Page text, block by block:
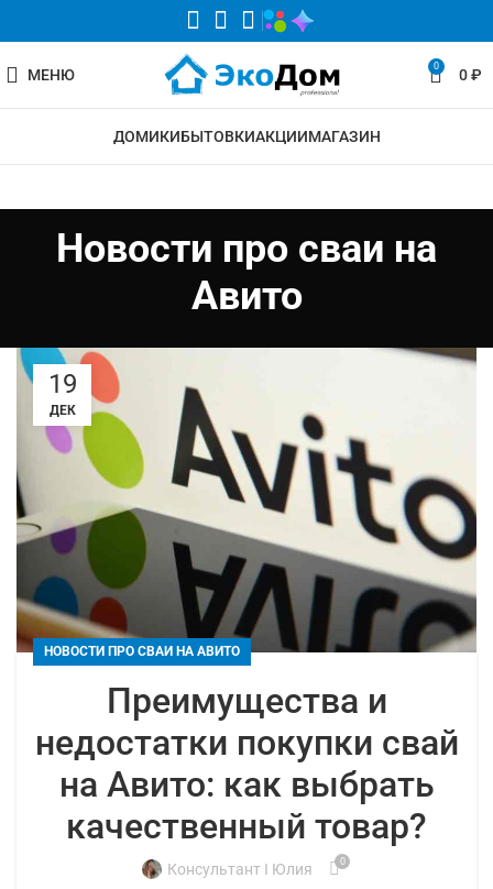
МЕНЮ 0 0₽
ДОМИКИБЫТОВКИАКЦИИМАГАЗИН
Новости про сваи на
Авито
19
ДЕК
НОВОСТИ ПРО СВАИ НА АВИТО
Преимущества и
недостатки покупки свай
на Авито: как выбрать
качественный товар?
Консультант I Юлия 0